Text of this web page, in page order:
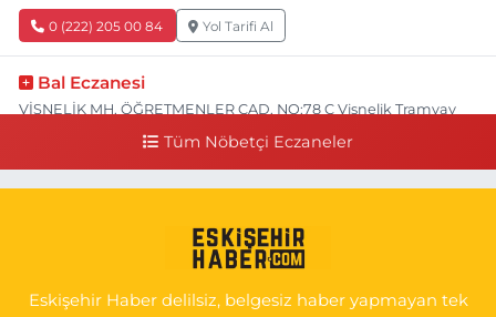
0 (222) 205 00 84 Yol Tarifi Al
Bal Eczanesi
VİŞNELİK MH. ÖĞRETMENLER CAD. NO:78 C Vişnelik Tramvay
NUH'UN GEMİSİ Veteriner Kliniğinin yanı,ı
GÜLTEPE MAH. HALK CAD. NO:107 C
0 (222) 250 40 50 Yol Tarifi Al
Tüm Nöbetçi Eczaneler
Eskişehir Haber delilsiz, belgesiz haber yapmayan tek